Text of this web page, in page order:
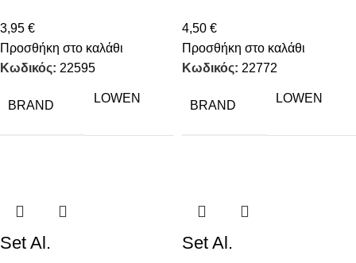
3,95 €
Προσθήκη στο καλάθι
Κωδικός: 22595
BRAND
LOWEN
4,50 €
Προσθήκη στο καλάθι
Κωδικός: 22772
BRAND
LOWEN
Set Al. Set Al.